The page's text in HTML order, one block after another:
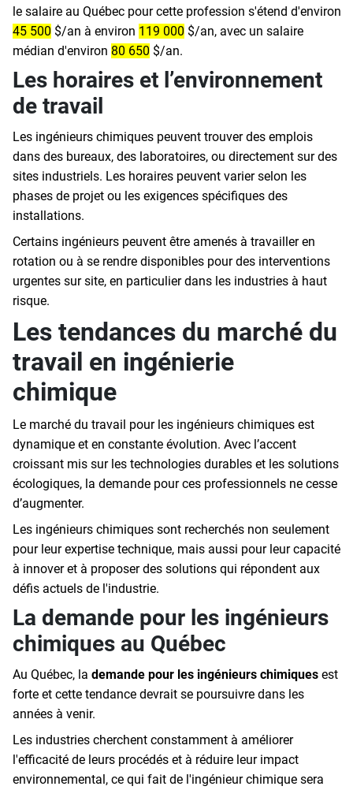
le salaire au Québec pour cette profession s'étend d'environ
45 500 $/an à environ 119 000 $/an, avec un salaire
médian d'environ 80 650 $/an.
Les horaires et l’environnement
de travail
Les ingénieurs chimiques peuvent trouver des emplois
dans des bureaux, des laboratoires, ou directement sur des
sites industriels. Les horaires peuvent varier selon les
phases de projet ou les exigences spécifiques des
installations.
Certains ingénieurs peuvent être amenés à travailler en
rotation ou à se rendre disponibles pour des interventions
urgentes sur site, en particulier dans les industries à haut
risque.
Les tendances du marché du
travail en ingénierie
chimique
Le marché du travail pour les ingénieurs chimiques est
dynamique et en constante évolution. Avec l’accent
croissant mis sur les technologies durables et les solutions
écologiques, la demande pour ces professionnels ne cesse
d’augmenter.
Les ingénieurs chimiques sont recherchés non seulement
pour leur expertise technique, mais aussi pour leur capacité
à innover et à proposer des solutions qui répondent aux
défis actuels de l'industrie.
La demande pour les ingénieurs
chimiques au Québec
Au Québec, la demande pour les ingénieurs chimiques est
forte et cette tendance devrait se poursuivre dans les
années à venir.
Les industries cherchent constamment à améliorer
l'efficacité de leurs procédés et à réduire leur impact
environnemental, ce qui fait de l'ingénieur chimique sera